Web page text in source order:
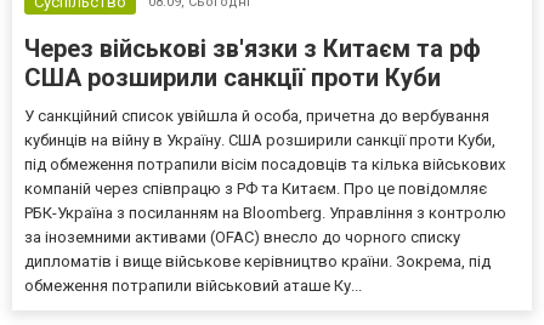
Через військові зв'язки з Китаєм та рф
США розширили санкції проти Куби
У санкційний список увійшла й особа, причетна до вербування
кубинців на війну в Україну. США розширили санкції проти Куби,
під обмеження потрапили вісім посадовців та кілька військових
компаній через співпрацю з РФ та Китаєм. Про це повідомляє
РБК-Україна з посиланням на Bloomberg. Управління з контролю
за іноземними активами (OFAC) внесло до чорного списку
дипломатів і вище військове керівництво країни. Зокрема, під
обмеження потрапили військовий аташе Ку...